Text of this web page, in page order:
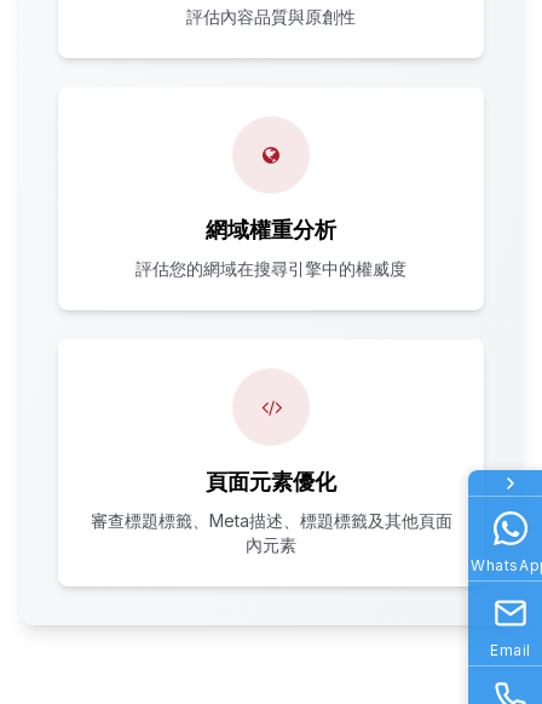
評估內容品質與原創性
網域權重分析
評估您的網域在搜尋引擎中的權威度
頁面元素優化
審查標題標籤、Meta描述、標題標籤及其他頁面
內元素
Email